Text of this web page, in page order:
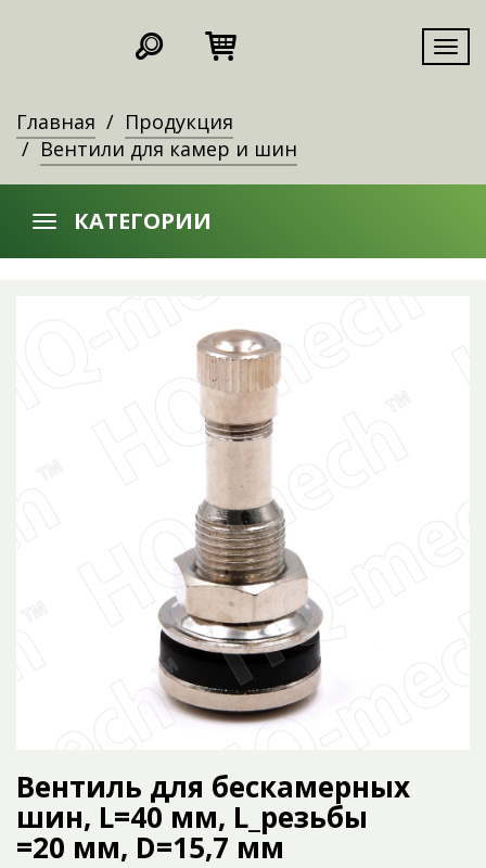
Главная
Продукция
Вентили для камер и шин
КАТЕГОРИИ
Вентиль для бескамерных
шин, L=40 мм, L_резьбы
=20 мм, D=15,7 мм